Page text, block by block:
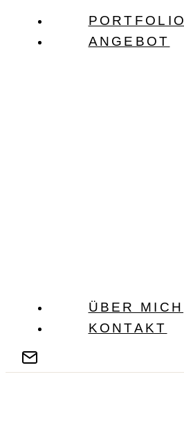
PORTFOLIO
ANGEBOT
ÜBER MICH
KONTAKT